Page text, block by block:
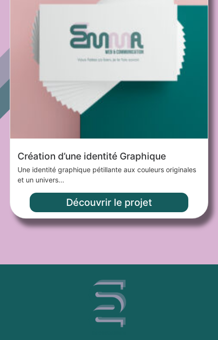
Création d’une identité Graphique​
Une identité graphique pétillante aux couleurs originales
et un univers...
Découvrir le projet